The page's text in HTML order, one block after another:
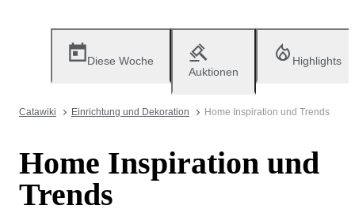
Diese Woche
Auktionen
Highlights
Catawiki Einrichtung und Dekoration Home Inspiration und Trends
Home Inspiration und
Trends